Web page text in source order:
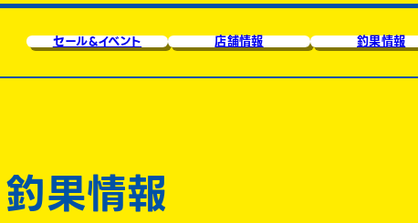
セール&イベント 店舗情報 釣果情報
釣果情報